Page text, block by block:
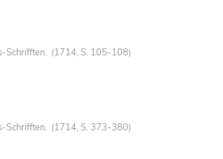
Schrifften. (1714, S. 105-108)
Schrifften. (1714, S. 373-380)